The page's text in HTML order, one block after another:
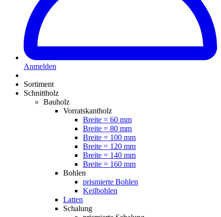
Anmelden
Sortiment
Schnittholz
Bauholz
Vorratskantholz
Breite = 60 mm
Breite = 80 mm
Breite = 100 mm
Breite = 120 mm
Breite = 140 mm
Breite = 160 mm
Bohlen
prismierte Bohlen
Keilbohlen
Latten
Schalung